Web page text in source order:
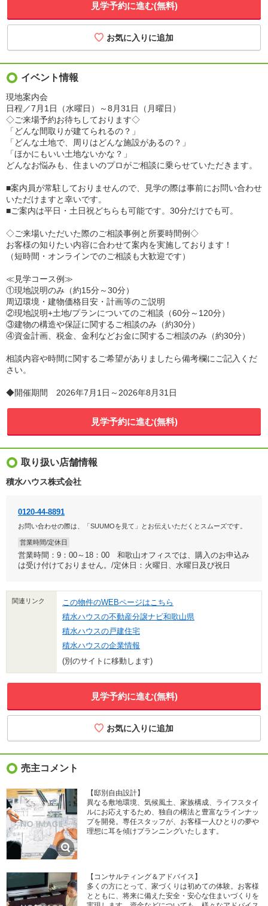
見学予約に進む(無料)
イベント情報
現地案内会
日程／7月1日（水曜日）～8月31日（月曜日）
◇ご来場予約お待ちしております◇
「どんな間取りが建てられるの？」
「どんな土地で、周りはどんな施設があるの？」
「ほかにもいい土地ないかな？」
どんなお悩みも、住まいのプロがご相談に乗らせていただきます。
■案内員が常駐しておりませんので、見学の際は事前にお問い合わせ
いただけますと幸いです。
■ご案内は平日・土日祝どちらも可能です。30分だけでも可。
◇ご来場いただいた際のご相談事例と所要時間例◇
お客様の知りたい内容に合わせて案内を実施しております！
（短時間・オンラインでのご相談も大歓迎です）
≪見学コース例≫
①現地説明のみ（約15分～30分）
周辺環境・建物価格目安・計画等のご説明
②現地説明+土地/プランについてのご相談（60分～120分）
③建物の構造や保証に関するご相談のみ（約30分）
④資金計画、税金、金利などお金に関するご相談のみ（約30分）
相談内容や時間に関するご希望がありましたら備考欄にご記入くだ
さい。
◆開催期間 2026年7月1日～2026年8月31日
見学予約に進む(無料)
取り扱い店舗情報
積水ハウス株式会社
0120-44-8891
お問い合わせの際は、「SUUMOを見て」とお伝えいただくとスムーズです。
営業時間/定休日
営業時間：9：00～18：00 和歌山オフィスでは、購入のお申込み
は受け付けておりません。/定休日：火曜日、水曜日及び祝日
関連リンク
この物件のWEBページはこちら
積水ハウスの不動産分譲ナビ和歌山県
積水ハウスの戸建住宅
積水ハウスの企業情報
(別のサイトに移動します)
見学予約に進む(無料)
売主コメント
【邸別自由設計】
異なる敷地環境、気候風土、家族構成、ライフスタイ
ルにお応えするため、独自の構法と豊富なラインナッ
プを開発。専任スタッフが、お客様一人ひとりの夢や
理想に耳を傾けプランニングいたします。
【コンサルティング＆アドバイス】
多くの方にとって、家づくりは初めての体験。お客様
とともに、将来に備えた安全・安心な住まいづくりを